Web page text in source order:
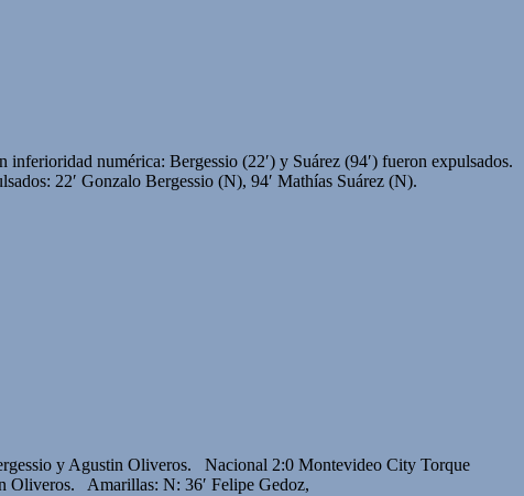
numérica: Bergessio (22′) y Suárez (94′) fueron expulsados.
22′ Gonzalo Bergessio (N), 94′ Mathías Suárez (N).
y Agustin Oliveros. Nacional 2:0 Montevideo City Torque
Oliveros. Amarillas: N: 36′ Felipe Gedoz,